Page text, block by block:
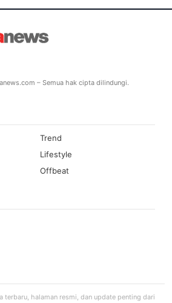
– Semua hak cipta dilindungi.
Trend
Lifestyle
Offbeat
terbaru, halaman resmi, dan update penting dari